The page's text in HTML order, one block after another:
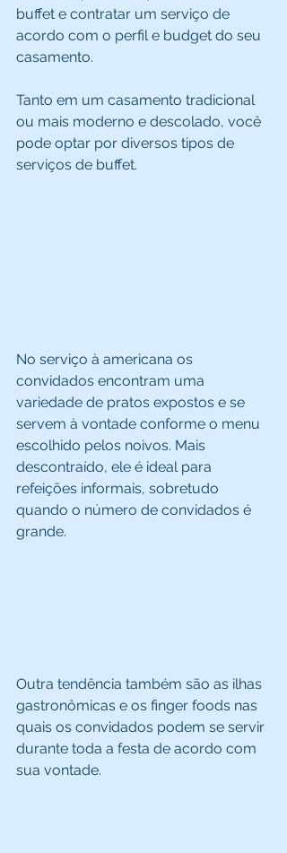
buffet e contratar um serviço de
acordo com o perfil e budget do seu
casamento.
Tanto em um casamento tradicional
ou mais moderno e descolado, você
pode optar por diversos tipos de
serviços de buffet.
No serviço à americana os
convidados encontram uma
variedade de pratos expostos e se
servem à vontade conforme o menu
escolhido pelos noivos. Mais
descontraído, ele é ideal para
refeições informais, sobretudo
quando o número de convidados é
grande.
Outra tendência também são as ilhas
gastronômicas e os finger foods nas
quais os convidados podem se servir
durante toda a festa de acordo com
sua vontade.